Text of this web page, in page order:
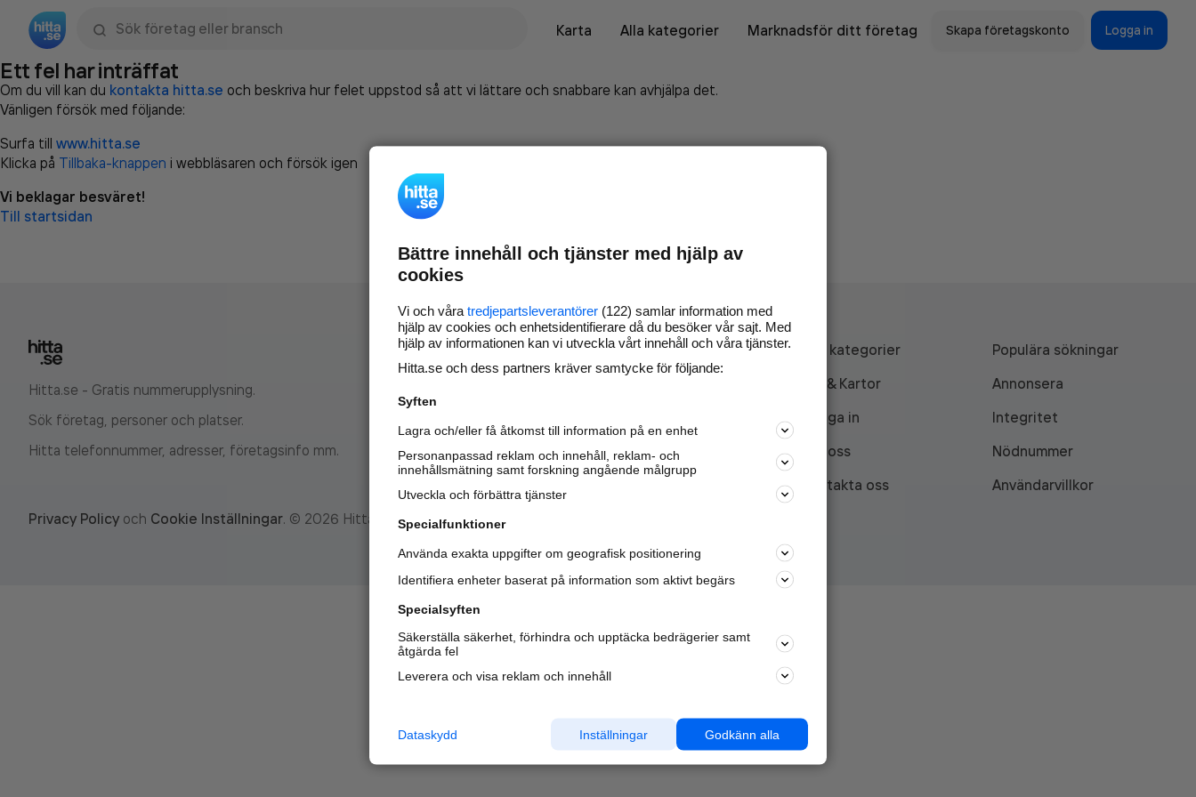
Karta
Alla kategorier Marknadsför ditt företag Skapa företagskonto Logga in
Ett fel har inträffat
Om du vill kan du kontakta hitta.se och beskriva hur felet uppstod så att vi lättare och snabbare kan avhjälpa det.
Vänligen försök med följande:
Surfa till www.hitta.se
Klicka på Tillbaka-knappen i webbläsaren och försök igen
Vi beklagar besväret!
Till startsidan
Hitta.se - Gratis nummerupplysning.
Sök företag, personer och platser.
Hitta telefonnummer, adresser, företagsinfo mm.
Marknadsför företaget på
nya kunder och
samarbetspartners nära dig.
Läs mer här
Alla kategorier
Populära sökningar
API & Kartor
Annonsera
Logga in
Integritet
Om oss
Nödnummer
Kontakta oss
Användarvillkor
Privacy Policy och Cookie Inställningar. © 2026 Hitta.se
Bättre innehåll och tjänster med hjälp av
cookies
Vi och våra tredjepartsleverantörer (122) samlar information med
hjälp av cookies och enhetsidentifierare då du besöker vår sajt. Med
hjälp av informationen kan vi utveckla vårt innehåll och våra tjänster.
Hitta.se och dess partners kräver samtycke för följande:
Syften
Lagra och/eller få åtkomst till information på en enhet
Personanpassad reklam och innehåll, reklam- och
innehållsmätning samt forskning angående målgrupp
Utveckla och förbättra tjänster
Specialfunktioner
Använda exakta uppgifter om geografisk positionering
Identifiera enheter baserat på information som aktivt begärs
Specialsyften
Säkerställa säkerhet, förhindra och upptäcka bedrägerier samt
åtgärda fel
Leverera och visa reklam och innehåll
Godkänn alla
Inställningar
Dataskydd